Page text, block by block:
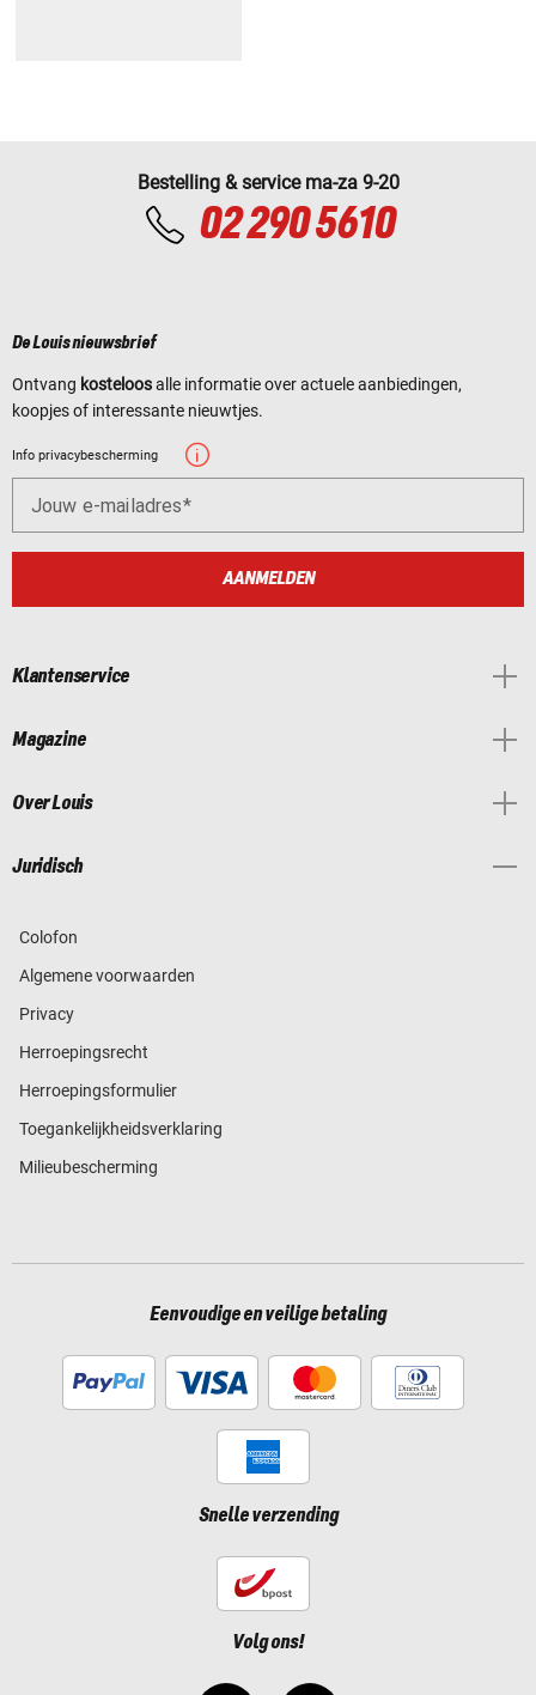
Bestelling & service ma-za 9-20
02 290 5610
De Louis nieuwsbrief
Ontvang kosteloosalle informatie over actuele aanbiedingen,
koopjes of interessante nieuwtjes.
Info privacybescherming
Jouw e-mailadres
AANMELDEN
Klantenservice
Magazine
Over Louis
Juridisch
Colofon
Algemene voorwaarden
Privacy
Herroepingsrecht
Herroepingsformulier
Toegankelijkheidsverklaring
Milieubescherming
Eenvoudige en veilige betaling
Snelle verzending
Volg ons!